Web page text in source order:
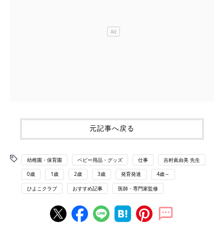
元記事へ戻る
幼稚園・保育園 ベビー用品・グッズ 仕事 吉村眞由美 先生
0歳 1歳 2歳 3歳 発育発達 4歳～
ひよこクラブ おすすめ記事 医師・専門家監修